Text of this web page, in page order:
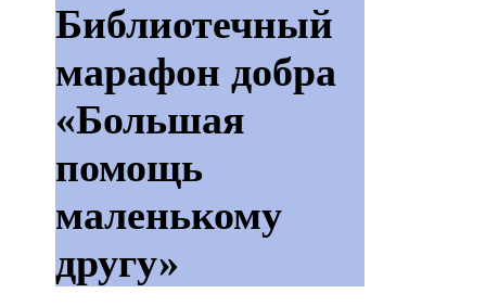
Библиотечный
марафон добра
«Большая
помощь
маленькому
другу»